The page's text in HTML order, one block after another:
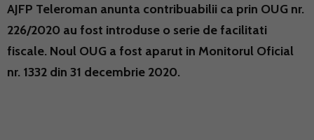
AJFP Teleroman anunta contribuabilii ca prin OUG nr.
226/2020 au fost introduse o serie de facilitati
fiscale. Noul OUG a fost aparut in Monitorul Oficial
nr. 1332 din 31 decembrie 2020.